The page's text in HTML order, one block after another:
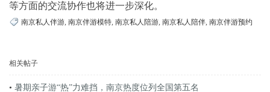
等方面的交流协作也将进一步深化。
南京私人伴游, 南京伴游模特, 南京私人陪游, 南京私人陪伴, 南京伴游预约
相关帖子
• 暑期亲子游“热”力难挡，南京热度位列全国第五名